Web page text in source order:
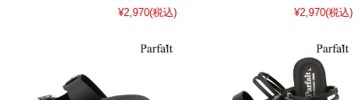
¥2,970(税込)
¥2,970(税込)